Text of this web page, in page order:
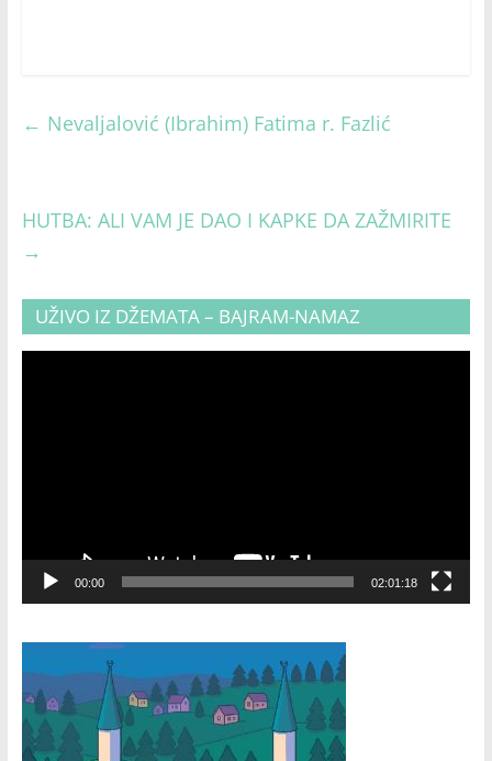
← Nevaljalović (Ibrahim) Fatima r. Fazlić
HUTBA: ALI VAM JE DAO I KAPKE DA ZAŽMIRITE
→
UŽIVO IZ DŽEMATA – BAJRAM-NAMAZ
00:00 02:01:18